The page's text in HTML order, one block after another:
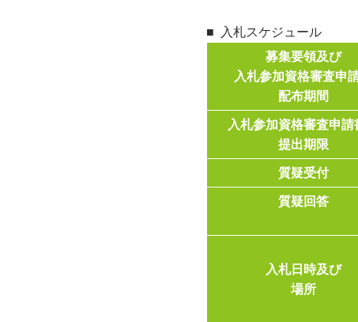
入札スケジュール
募集要領及び
入札参加資格審査申
配布期間
入札参加資格審査申請
提出期限
質疑受付
質疑回答
入札日時及び
場所